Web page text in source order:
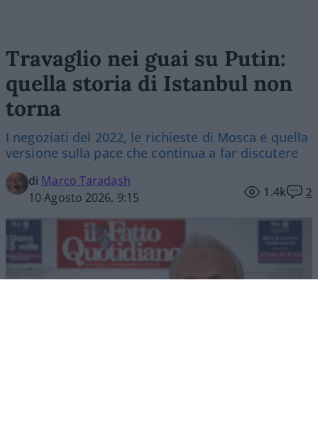
Travaglio nei guai su Putin:
quella storia di Istanbul non
torna
I negoziati del 2022, le richieste di Mosca e quella
versione sulla pace che continua a far discutere
di Marco Taradash
10 Agosto 2026, 9:15
1.4k 2